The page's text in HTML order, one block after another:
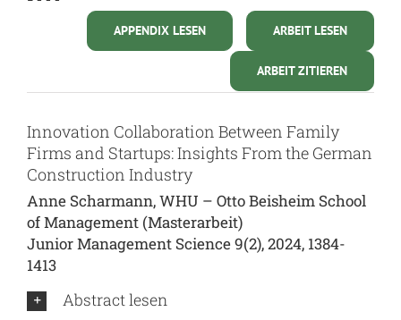
ARBEIT LESEN
APPENDIX LESEN
ARBEIT ZITIEREN
Innovation Collaboration Between Family
Firms and Startups: Insights From the German
Construction Industry
Anne Scharmann, WHU – Otto Beisheim School
of Management (Masterarbeit)
Junior Management Science 9(2), 2024, 1384-
1413
Abstract lesen